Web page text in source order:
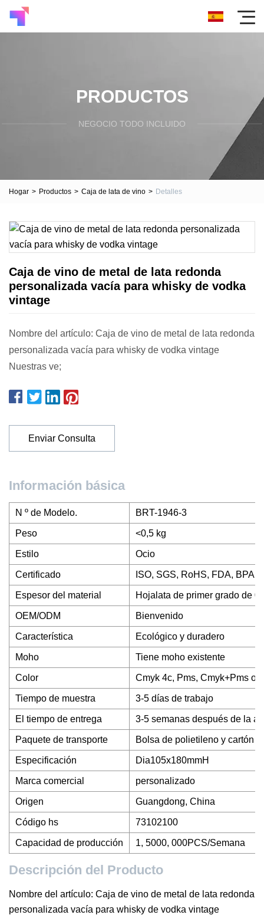
PRODUCTOS
NEGOCIO TODO INCLUIDO
Hogar > Productos > Caja de lata de vino > Detalles
Caja de vino de metal de lata redonda
personalizada vacía para whisky de vodka
vintage
Nombre del artículo: Caja de vino de metal de lata redonda
personalizada vacía para whisky de vodka vintage
Nuestras ve;
Enviar Consulta
Información básica
N º de Modelo. BRT-1946-3
Peso <0,5 kg
Estilo Ocio
Certificado ISO, SGS, RoHS, FDA, BPA,
Espesor del material Hojalata de primer grado de
OEM/ODM Bienvenido
Característica Ecológico y duradero
Moho Tiene moho existente
Color Cmyk 4c, Pms, Cmyk+Pms o
Tiempo de muestra 3-5 días de trabajo
El tiempo de entrega 3-5 semanas después de la
Paquete de transporte Bolsa de polietileno y cartón
Especificación Dia105x180mmH
Marca comercial personalizado
Origen Guangdong, China
Código hs 73102100
Capacidad de producción 1, 5000, 000PCS/Semana
Descripción del Producto
Nombre del artículo: Caja de vino de metal de lata redonda
personalizada vacía para whisky de vodka vintage